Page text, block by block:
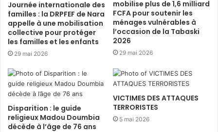
Journée internationale des
familles : la DRPFEF de Nara
appelle à une mobilisation
collective pour protéger
les familles et les enfants
29 mai 2026
mobilise plus de 1,6 milliard
FCFA pour soutenir les
ménages vulnérables à
l’occasion de la Tabaski
2026
29 mai 2026
Disparition : le guide
religieux Madou Doumbia
décède à l’âge de 76 ans
VICTIMES DES ATTAQUES
TERRORISTES
5 mai 2026